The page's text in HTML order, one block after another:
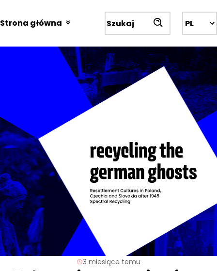
treści
Strona główna Wyszukiwarka
3 miesiące temu